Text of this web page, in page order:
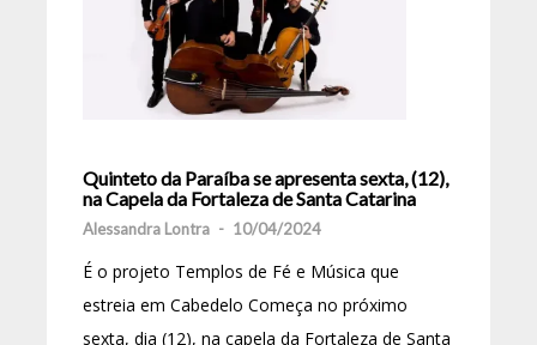
Quinteto da Paraíba se apresenta sexta, (12),
na Capela da Fortaleza de Santa Catarina
Alessandra Lontra - 10/04/2024
É o projeto Templos de Fé e Música que
estreia em Cabedelo Começa no próximo
sexta, dia (12), na capela da Fortaleza de Santa